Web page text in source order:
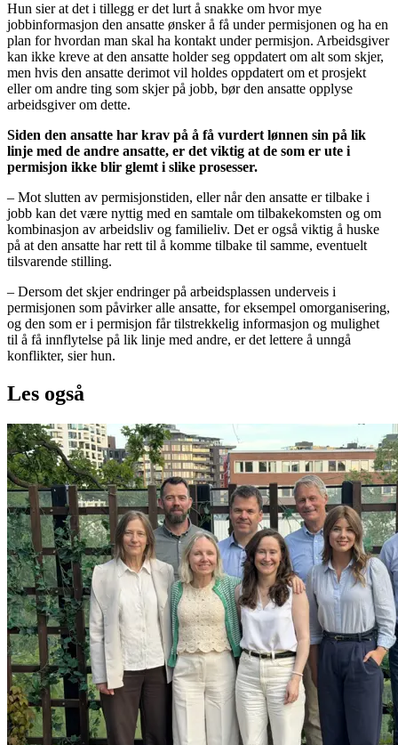
Hun sier at det i tillegg er det lurt å snakke om hvor mye
jobbinformasjon den ansatte ønsker å få under permisjonen og ha en
plan for hvordan man skal ha kontakt under permisjon. Arbeidsgiver
kan ikke kreve at den ansatte holder seg oppdatert om alt som skjer,
men hvis den ansatte derimot vil holdes oppdatert om et prosjekt
eller om andre ting som skjer på jobb, bør den ansatte opplyse
arbeidsgiver om dette.
Siden den ansatte har krav på å få vurdert lønnen sin på lik
linje med de andre ansatte, er det viktig at de som er ute i
permisjon ikke blir glemt i slike prosesser.
– Mot slutten av permisjonstiden, eller når den ansatte er tilbake i
jobb kan det være nyttig med en samtale om tilbakekomsten og om
kombinasjon av arbeidsliv og familieliv. Det er også viktig å huske
på at den ansatte har rett til å komme tilbake til samme, eventuelt
tilsvarende stilling.
– Dersom det skjer endringer på arbeidsplassen underveis i
permisjonen som påvirker alle ansatte, for eksempel omorganisering,
og den som er i permisjon får tilstrekkelig informasjon og mulighet
til å få innflytelse på lik linje med andre, er det lettere å unngå
konflikter, sier hun.
Les også